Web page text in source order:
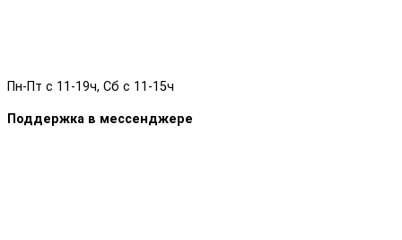
Пн-Пт с 11-19ч, Сб с 11-15ч
Поддержка в мессенджере